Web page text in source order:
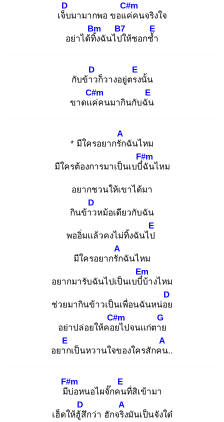
เจ็บ
D
มามากพอ ขอแค่
C#m
คนจริงใจ
อย่าได้ทิ้ง
Bm
ฉันไปใ
B7
ห้ชอกช้ำ
E
กับข้าว
D
ก็วางอยู่ตรง
E
นั้น
ขาดแค่
C#m
คนมากินกับฉัน
E
* มีใครอยากรัก
A
ฉันไหม
มีใครต้องการมาเป็นเบบี๋ฉั
F#m
นไหม
อยากชวนให้เขาได้มา
กินข้าว
D
หม้อเดียวกับฉัน
พออิ่มแล้วคงไม่ทิ้งฉันไป
E
มีใครอยากรัก
A
ฉันไหม
อยากมารับฉันไปเป็นเบบี๋บ้
Em
างไหม
ช่วยมากินข้าวเป็นเพื่อนฉันหน่อย
D
อย่าปล่อยให้คอย
C#m
ไปจนแก่ตาย
G
อยาก
E
เป็นหวานใจของใครสักคน
A
..
มีบ่
F#m
อหนอไผจั๊กคน
E
ที่สิเข้ามา
เฮ็ดให้ฮู้สึ
D
กว่า ฮักจริง
A
มันเป็นจังใด๋